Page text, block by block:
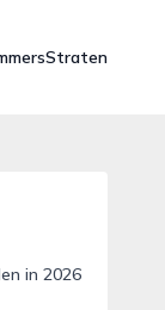
Straten
in 2026